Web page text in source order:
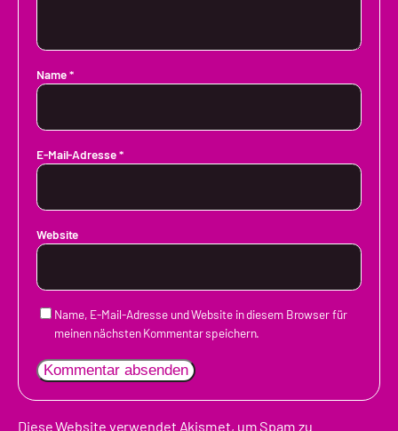
Name*
E-Mail-Adresse*
Website
Name, E-Mail-Adresse und Website in diesem Browser für
meinen nächsten Kommentar speichern.
Diese Website verwendet Akismet, um Spam zu